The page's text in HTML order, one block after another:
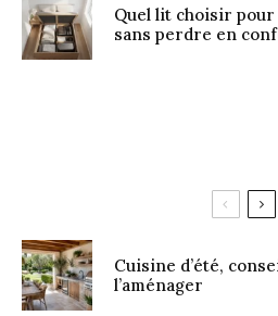
Quel lit choisir pour
sans perdre en
Cuisine d’été,
l’aménager